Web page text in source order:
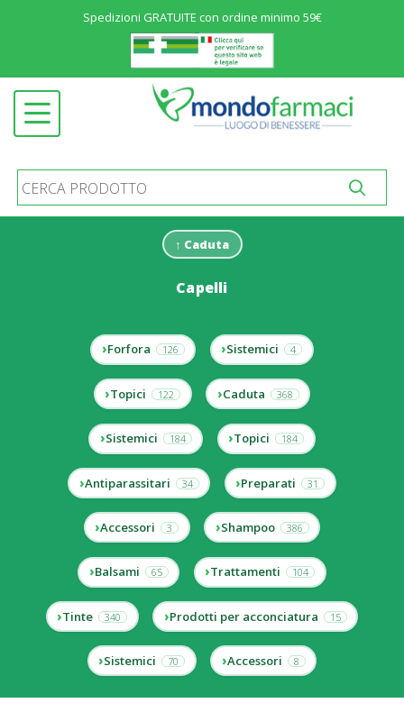
Menu
SALUTE E BENESSERE Open submenu
COSMETICA
Open submenu
MATERNIT&AGRAVE; E INFANZIA Open submenu
STOMIA E INCONTINENZA Open submenu
Open submenu
Spedizioni GRATUITE con ordine minimo 59€
↑ Caduta
Capelli
Forfora 126 Sistemici 4
Topici 122 Caduta 368
Sistemici 184 Topici 184
Antiparassitari 34 Preparati 31
Accessori 3 Shampoo 386
Balsami 65 Trattamenti 104
Tinte 340 Prodotti per acconciatura 15
Sistemici 70 Accessori 8